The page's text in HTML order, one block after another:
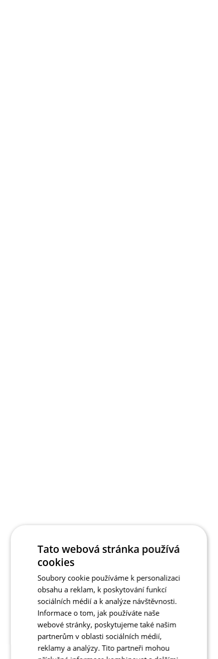
Tato webová stránka používá
cookies
Soubory cookie používáme k personalizaci
obsahu a reklam, k poskytování funkcí
sociálních médií a k analýze návštěvnosti.
Informace o tom, jak používáte naše
webové stránky, poskytujeme také našim
partnerům v oblasti sociálních médií,
reklamy a analýzy. Tito partneři mohou